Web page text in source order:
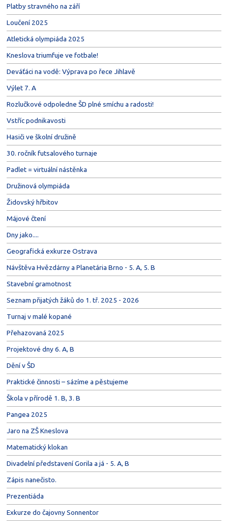
Platby stravného na září
Loučení 2025
Atletická olympiáda 2025
Kneslova triumfuje ve fotbale!
Deváťáci na vodě: Výprava po řece Jihlavě
Výlet 7. A
Rozlučkové odpoledne ŠD plné smíchu a radosti!
Vstříc podnikavosti
Hasiči ve školní družině
30. ročník futsalového turnaje
Padlet = virtuální nástěnka
Družinová olympiáda
Židovský hřbitov
Májové čtení
Dny jako....
Geografická exkurze Ostrava
Návštěva Hvězdárny a Planetária Brno - 5. A, 5. B
Stavební gramotnost
Seznam přijatých žáků do 1. tř. 2025 - 2026
Turnaj v malé kopané
Přehazovaná 2025
Projektové dny 6. A, B
Dění v ŠD
Praktické činnosti – sázíme a pěstujeme
Škola v přírodě 1. B, 3. B
Pangea 2025
Jaro na ZŠ Kneslova
Matematický klokan
Divadelní představení Gorila a já - 5. A, B
Zápis nanečisto.
Prezentiáda
Exkurze do čajovny Sonnentor